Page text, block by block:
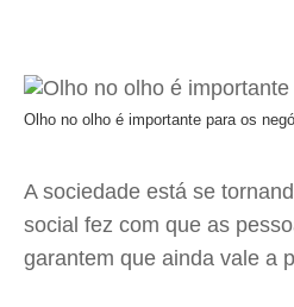
Olho no olho é importante para os
A sociedade está se
social fez com que as
garantem que ainda vale a